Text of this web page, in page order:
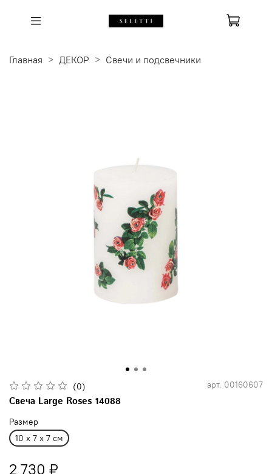
Главная ДЕКОР Свечи и подсвечники
(0) арт. 00160607
Свеча Large Roses 14088
Размер
10 x 7 x 7 см
2 730 ₽